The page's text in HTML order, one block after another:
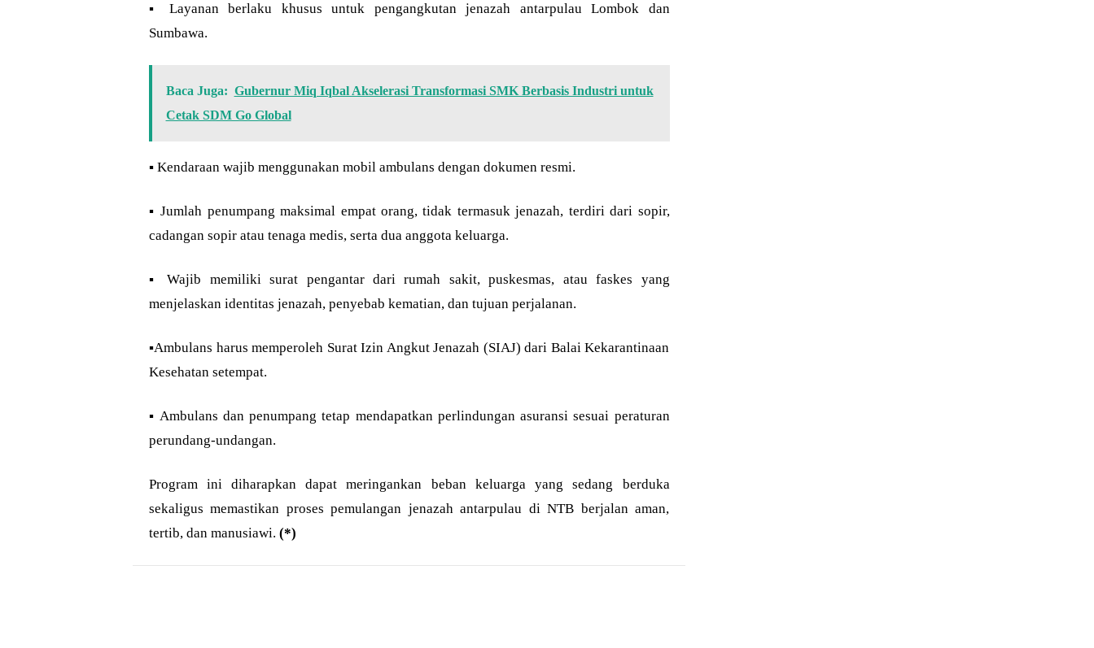
▪︎ Layanan berlaku khusus untuk pengangkutan jenazah antarpulau Lombok dan
Sumbawa.
Baca Juga: Gubernur Miq Iqbal Akselerasi Transformasi SMK Berbasis Industri untuk
Cetak SDM Go Global
▪︎ Kendaraan wajib menggunakan mobil ambulans dengan dokumen resmi.
▪︎ Jumlah penumpang maksimal empat orang, tidak termasuk jenazah, terdiri dari sopir,
cadangan sopir atau tenaga medis, serta dua anggota keluarga.
▪︎ Wajib memiliki surat pengantar dari rumah sakit, puskesmas, atau faskes yang
menjelaskan identitas jenazah, penyebab kematian, dan tujuan perjalanan.
▪︎Ambulans harus memperoleh Surat Izin Angkut Jenazah (SIAJ) dari Balai Kekarantinaan
Kesehatan setempat.
▪︎ Ambulans dan penumpang tetap mendapatkan perlindungan asuransi sesuai peraturan
perundang-undangan.
Program ini diharapkan dapat meringankan beban keluarga yang sedang berduka
sekaligus memastikan proses pemulangan jenazah antarpulau di NTB berjalan aman,
tertib, dan manusiawi. (*)